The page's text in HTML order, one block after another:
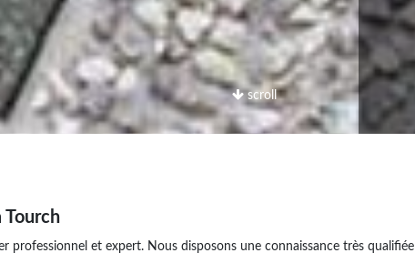
scroll
Tourch
professionnel et expert. Nous disposons une connaissance très qualifiée